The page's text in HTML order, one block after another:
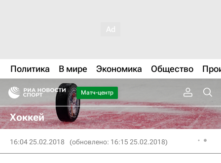
Политика В мире Экономика Общество
Матч-центр
Хоккей
16:04 25.02.2018 (обновлено: 16:15 25.02.2018)